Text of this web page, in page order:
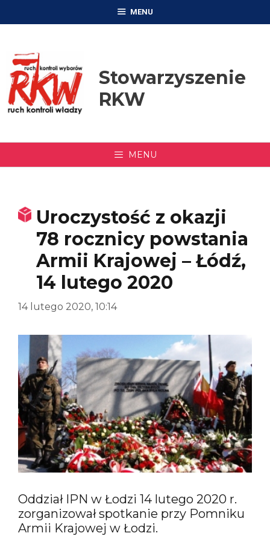
MENU
Stowarzyszenie
RKW
MENU
Uroczystość z okazji
78 rocznicy powstania
Armii Krajowej – Łódź,
14 lutego 2020
14 lutego 2020, 10:14
Oddział IPN w Łodzi 14 lutego 2020 r.
zorganizował spotkanie przy Pomniku
Armii Krajowej w Łodzi.